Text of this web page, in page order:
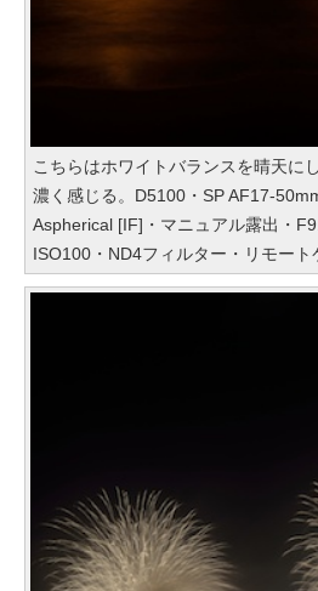
こちらはホワイトバランスを晴天に
濃く感じる。D5100・SP AF17-
Aspherical [IF]・マニュアル露出・
ISO100・ND4フィルター・リモート